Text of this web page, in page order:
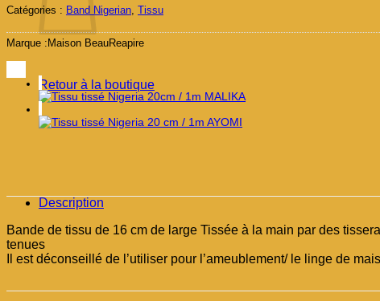
Retour à la boutique
Catégories : Band Nigerian Tissu
Marque :Maison BeauReapire
Description
Bande de tissu de 16 cm de large Tissée à la main par des
tenues
Il est déconseillé de l’utiliser pour l’ameublement/ le linge de